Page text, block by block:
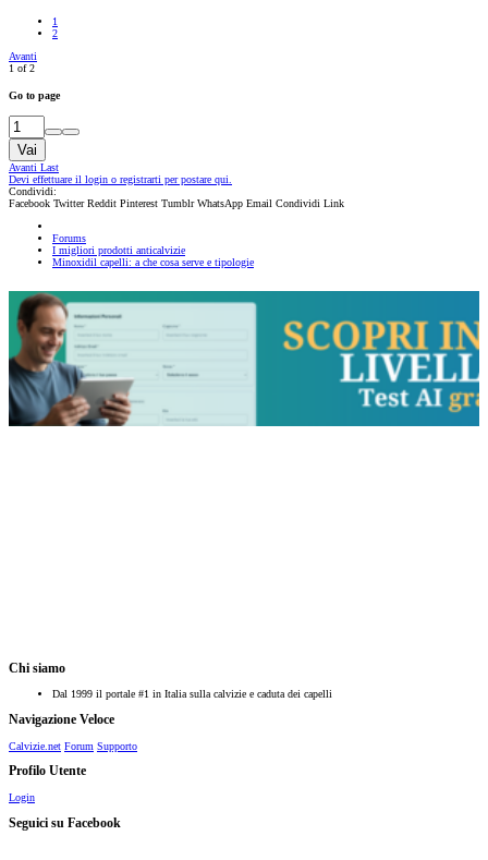
1
2
Avanti
1 of 2
Go to page
Vai
Avanti Last
Devi effettuare il login o registrarti per postare qui.
Condividi:
Facebook Twitter Reddit Pinterest Tumblr WhatsApp Email Condividi Link
Forums
I migliori prodotti anticalvizie
Minoxidil capelli: a che cosa serve e tipologie
Chi siamo
Dal 1999 il portale #1 in Italia sulla calvizie e caduta dei capelli
Navigazione Veloce
Calvizie.net Forum Supporto
Profilo Utente
Login
Seguici su Facebook